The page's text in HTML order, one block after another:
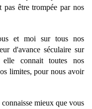
être trompée par nos
et moi sur tous nos
d'avance séculaire sur
connait toutes nos
limites, pour nous avoir
mieux que vous